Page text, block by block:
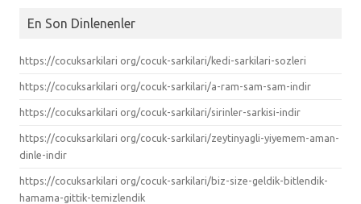
En Son Dinlenenler
https://cocuksarkilari org/cocuk-sarkilari/kedi-sarkilari-sozleri
https://cocuksarkilari org/cocuk-sarkilari/a-ram-sam-sam-indir
https://cocuksarkilari org/cocuk-sarkilari/sirinler-sarkisi-indir
https://cocuksarkilari org/cocuk-sarkilari/zeytinyagli-yiyemem-aman-
dinle-indir
https://cocuksarkilari org/cocuk-sarkilari/biz-size-geldik-bitlendik-
hamama-gittik-temizlendik